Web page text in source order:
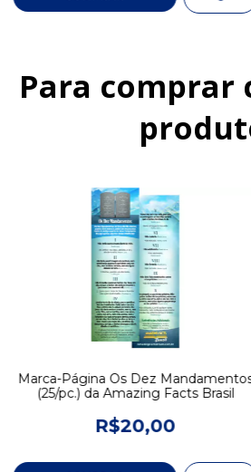
Para comprar
Marca-Página Os Dez
(25/pc.) da Amazing Facts Brasil
R$20,00